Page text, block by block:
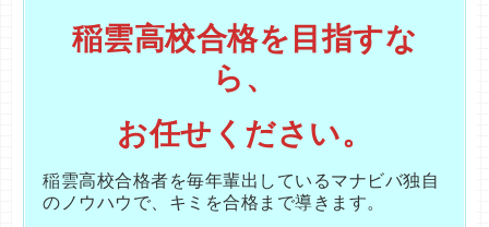
稲雲高校合格を目指すな
ら、
お任せください。
稲雲高校合格者を毎年輩出しているマナビバ独自
のノウハウで、キミを合格まで導きます。